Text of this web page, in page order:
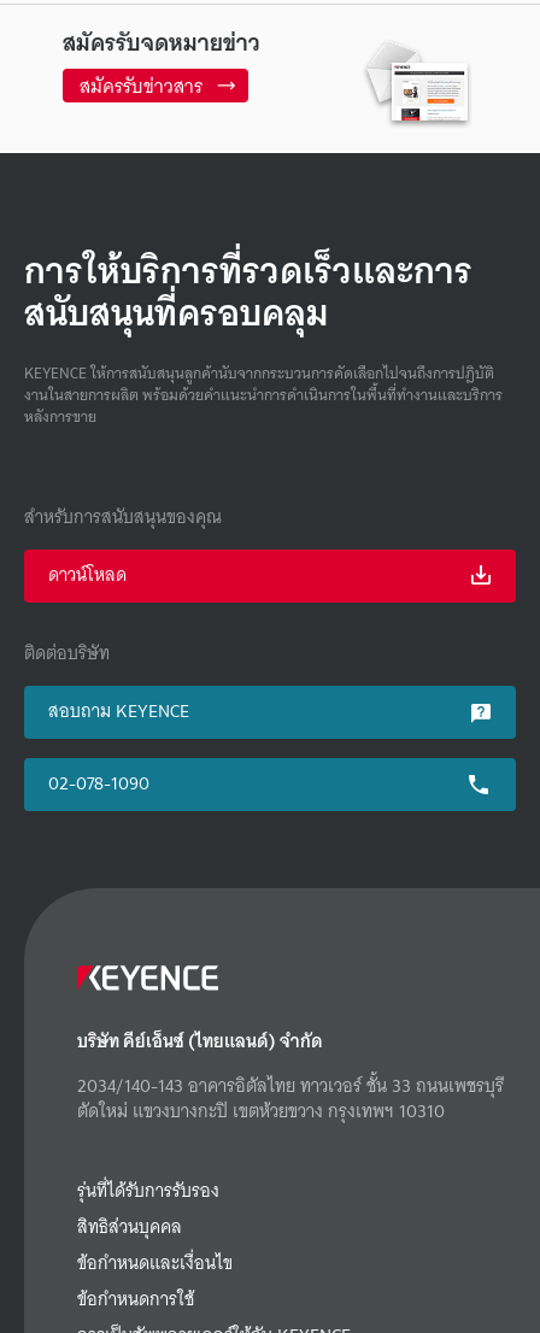
สมัครรับจดหมายข่าว
สมัครรับข่าวสาร
การให้บริการที่รวดเร็วและการ
สนับสนุนที่ครอบคลุม
KEYENCE ให้การสนับสนุนลูกค้านับจากกระบวนการคัดเลือกไปจนถึงการปฏิบัติ
งานในสายการผลิต พร้อมด้วยคําแนะนําการดําเนินการในพื้นที่ทํางานและบริการ
หลังการขาย
สำหรับการสนับสนุนของคุณ
ดาวน์โหลด
ติดต่อบริษัท
สอบถาม KEYENCE
02-078-1090
บริษัท คีย์เอ็นซ์ (ไทยแลนด์) จำกัด
2034/140-143 อาคารอิตัลไทย ทาวเวอร์ ชั้น 33 ถนนเพชรบุรี
ตัดใหม่ แขวงบางกะปิ เขตห้วยขวาง กรุงเทพฯ 10310
รุ่นที่ได้รับการรับรอง
สิทธิส่วนบุคคล
ข้อกำหนดและเงื่อนไข
ข้อกำหนดการใช้